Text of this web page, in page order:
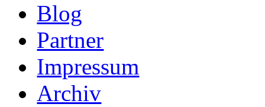
Blog
Partner
Impressum
Archiv